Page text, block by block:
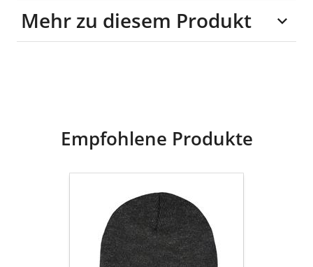
Mehr zu diesem Produkt
Empfohlene Produkte
MOINGIORNO
Label